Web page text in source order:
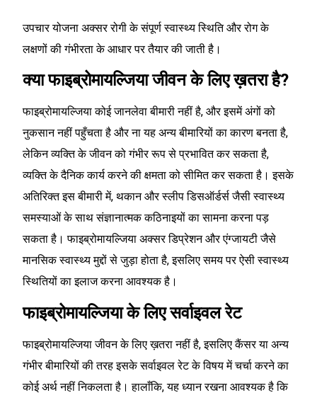
उपचार योजना अक्सर रोगी के संपूर्ण स्वास्थ्य स्थिति और रोग के
लक्षणों की गंभीरता के आधार पर तैयार की जाती है।
क्या फाइब्रोमायल्जिया जीवन के लिए ख़तरा है?
फाइब्रोमायल्जिया कोई जानलेवा बीमारी नहीं है, और इसमें अंगों को
नुकसान नहीं पहुँचता है और ना यह अन्य बीमारियों का कारण बनता है,
लेकिन व्यक्ति के जीवन को गंभीर रूप से प्रभावित कर सकता है,
व्यक्ति के दैनिक कार्य करने की क्षमता को सीमित कर सकता है। इसके
अतिरिक्त इस बीमारी में, थकान और स्लीप डिसऑर्डर्स जैसी स्वास्थ्य
समस्याओं के साथ संज्ञानात्मक कठिनाइयों का सामना करना पड़
सकता है। फाइब्रोमायल्जिया अक्सर डिप्रेशन और एंग्जायटी जैसे
मानसिक स्वास्थ्य मुद्दों से जुड़ा होता है, इसलिए समय पर ऐसी स्वास्थ्य
स्थितियों का इलाज करना आवश्यक है।
फाइब्रोमायल्जिया के लिए सर्वाइवल रेट
फाइब्रोमायल्जिया जीवन के लिए ख़तरा नहीं है, इसलिए कैंसर या अन्य
गंभीर बीमारियों की तरह इसके सर्वाइवल रेट के विषय में चर्चा करने का
कोई अर्थ नहीं निकलता है। हालाँकि, यह ध्यान रखना आवश्यक है कि